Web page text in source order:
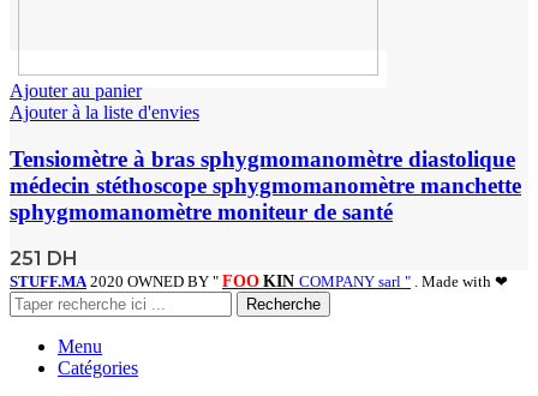
Ajouter au panier
Ajouter à la liste d'envies
Tensiomètre à bras sphygmomanomètre diastolique
médecin stéthoscope sphygmomanomètre manchette
sphygmomanomètre moniteur de santé
251 DH
STUFF.MA 2020 OWNED BY " FOO KIN COMPANY sarl " . Made with ❤
Recherche
Menu
Catégories